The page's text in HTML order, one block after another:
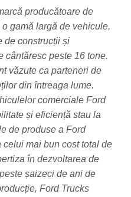
producătoare de
gamă largă de vehicule,
de construcții și
cântăresc peste 16 tone.
văzute ca parteneri de
din întreaga lume.
comerciale Ford
și eficiență stau la
de produse a Ford
mai bun cost total de
în dezvoltarea de
șaizeci de ani de
Ford Trucks